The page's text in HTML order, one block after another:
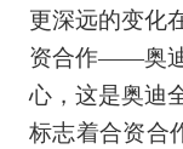
更深远的变化
资合作——奥
心，这是奥迪
标志着合资合